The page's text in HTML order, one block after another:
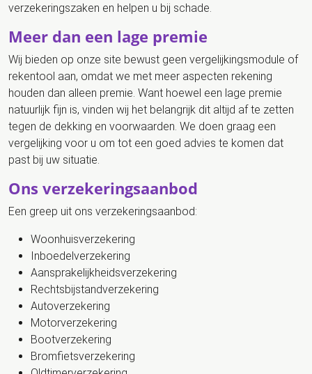
verzekeringszaken en helpen u bij schade.
Meer dan een lage premie
Wij bieden op onze site bewust geen vergelijkingsmodule of
rekentool aan, omdat we met meer aspecten rekening
houden dan alleen premie. Want hoewel een lage premie
natuurlijk fijn is, vinden wij het belangrijk dit altijd af te zetten
tegen de dekking en voorwaarden. We doen graag een
vergelijking voor u om tot een goed advies te komen dat
past bij uw situatie.
Ons verzekeringsaanbod
Een greep uit ons verzekeringsaanbod:
Woonhuisverzekering
Inboedelverzekering
Aansprakelijkheidsverzekering
Rechtsbijstandverzekering
Autoverzekering
Motorverzekering
Bootverzekering
Bromfietsverzekering